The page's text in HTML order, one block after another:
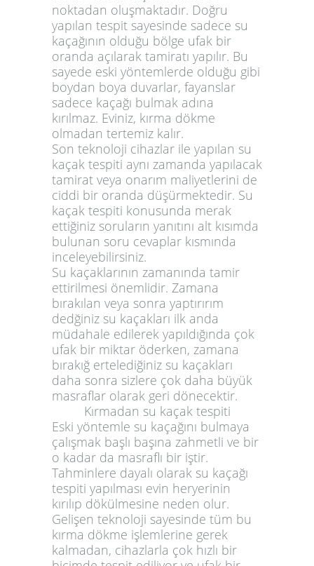
noktadan oluşmaktadır. Doğru
yapılan tespit sayesinde sadece su
kaçağının olduğu bölge ufak bir
oranda açılarak tamiratı yapılır. Bu
sayede eski yöntemlerde olduğu gibi
boydan boya duvarlar, fayanslar
sadece kaçağı bulmak adına
kırılmaz. Eviniz, kırma dökme
olmadan tertemiz kalır.
Son teknoloji cihazlar ile yapılan su
kaçak tespiti aynı zamanda yapılacak
tamirat veya onarım maliyetlerini de
ciddi bir oranda düşürmektedir. Su
kaçak tespiti konusunda merak
ettiğiniz soruların yanıtını alt kısımda
bulunan soru cevaplar kısmında
inceleyebilirsiniz.
Su kaçaklarının zamanında tamir
ettirilmesi önemlidir. Zamana
bırakılan veya sonra yaptırırım
dedğiniz su kaçakları ilk anda
müdahale edilerek yapıldığında çok
ufak bir miktar öderken, zamana
bırakığ ertelediğiniz su kaçakları
daha sonra sizlere çok daha büyük
masraflar olarak geri dönecektir.
Kırmadan su kaçak tespiti
Eski yöntemle su kaçağını bulmaya
çalışmak başlı başına zahmetli ve bir
o kadar da masraflı bir iştir.
Tahminlere dayalı olarak su kaçağı
tespiti yapılması evin heryerinin
kırılıp dökülmesine neden olur.
Gelişen teknoloji sayesinde tüm bu
kırma dökme işlemlerine gerek
kalmadan, cihazlarla çok hızlı bir